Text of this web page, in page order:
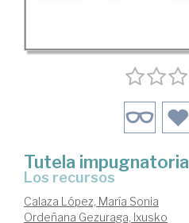
Tutela impugnatoria
Los recursos
Calaza López, María Sonia
Ordeñana Gezuraga, Ixusko